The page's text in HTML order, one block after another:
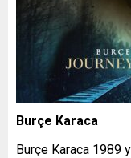
Burçe Karaca
Burçe Karaca 1989